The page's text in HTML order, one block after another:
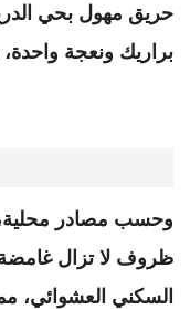
حريق مهول بحي
براريك ونعجة
وحسب مصادر
ظروف لا تزال
السكني العشوائي،